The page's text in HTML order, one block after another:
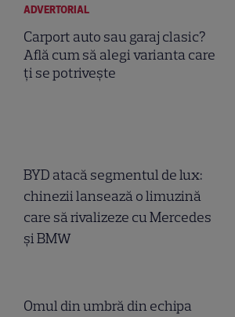
ADVERTORIAL
Carport auto sau garaj clasic?
Află cum să alegi varianta care
ți se potrivește
BYD atacă segmentul de lux:
chinezii lansează o limuzină
care să rivalizeze cu Mercedes
și BMW
Omul din umbră din echipa